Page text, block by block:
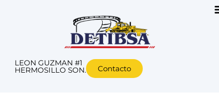
LEON GUZMAN #1
HERMOSILLO SON. Contacto